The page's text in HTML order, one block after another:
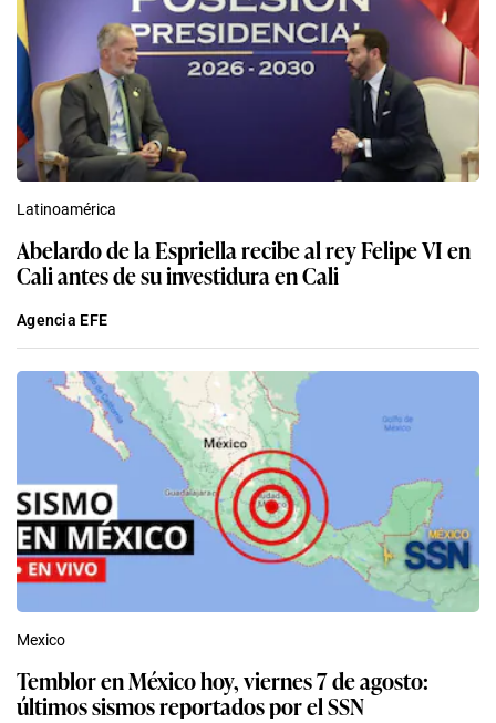
Latinoamérica
Abelardo de la Espriella recibe al rey Felipe VI en
Cali antes de su investidura en Cali
Agencia EFE
Mexico
Temblor en México hoy, viernes 7 de agosto:
últimos sismos reportados por el SSN